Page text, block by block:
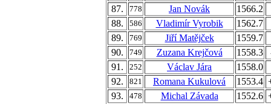
87.
778 Jan Novák
1566.2
88.
586 Vladimír Vyrobik
1562.7
89.
769 Jiří Matějček
1559.7
90.
749 Zuzana Krejčová 1558.3
91.
252 Václav Jára
1558.0
92.
821 Romana Kukulová 1553.4
93.
478 Michal Závada 1552.6